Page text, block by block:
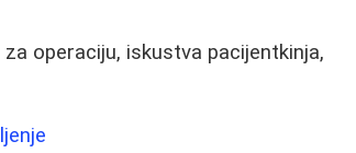
operaciju, iskustva pacijentkinja,